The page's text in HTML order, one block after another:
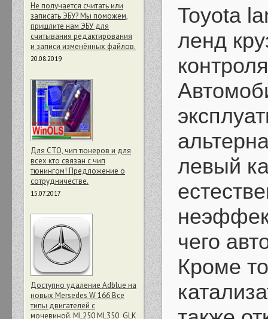
Toyota
ленд
левый
чего
Кроме
Не получается считать или
записать ЭБУ? Мы поможем,
пришлите нам ЭБУ для
считывания редактирования
и записи изменённых файлов.
20.08.2019
Для СТО, чип тюнеров и для
всех кто связан с чип
тюнингом! Предложение о
сотрудничестве.
15.07.2017
Доступно удаление Adblue на
новых Mersedes W 166 Все
типы двигателей с
мочевиной. ML250 ML350 GLK